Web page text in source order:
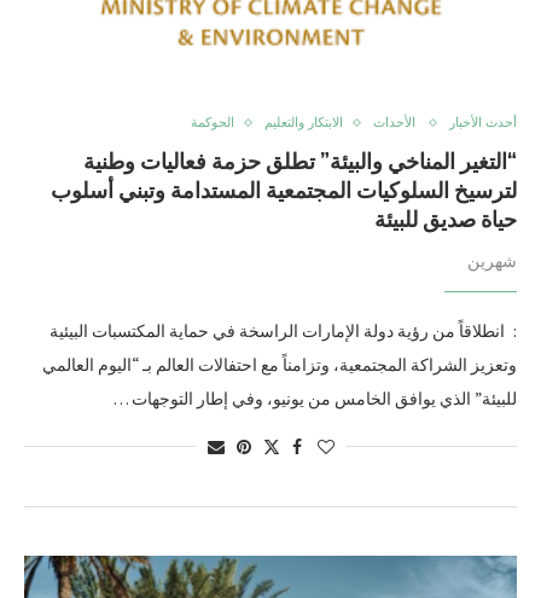
أحدث الأخبار الأحداث الابتكار والتعليم الحوكمة
“التغير المناخي والبيئة” تطلق حزمة فعاليات وطنية
لترسيخ السلوكيات المجتمعية المستدامة وتبني أسلوب
حياة صديق للبيئة
شهرين
: انطلاقاً من رؤية دولة الإمارات الراسخة في حماية المكتسبات البيئية
وتعزيز الشراكة المجتمعية، وتزامناً مع احتفالات العالم بـ “اليوم العالمي
للبيئة” الذي يوافق الخامس من يونيو، وفي إطار التوجهات …